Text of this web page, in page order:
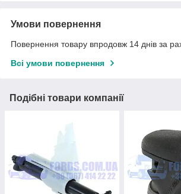
Умови повернення
Повернення товару впродовж 14 днів за
Всі умови повернення
Подібні товари компанії